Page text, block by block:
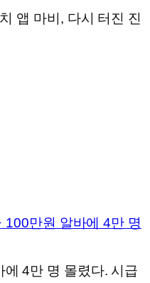
앱 마비, 다시 터진 진
100만원 알바에 4만 명
4만 명 몰렸다. 시급